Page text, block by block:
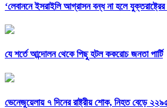
‘লেবাননে ইসরাইলি আগ্রাসন বন্ধ না হলে
যে শর্তে আন্দোলন থেকে পিছু হটল ককরোচ জনতা পার্টি
ভেনেজুয়েলায় ৭ দিনের রাষ্ট্রীয় শোক, নিহত বেড়ে